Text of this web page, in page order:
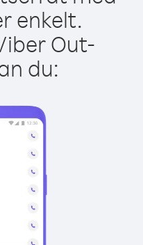
enkelt.
Out-
du: